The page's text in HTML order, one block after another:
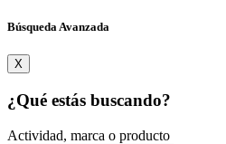
Búsqueda Avanzada
X
¿Qué estás buscando?
Actividad, marca o producto